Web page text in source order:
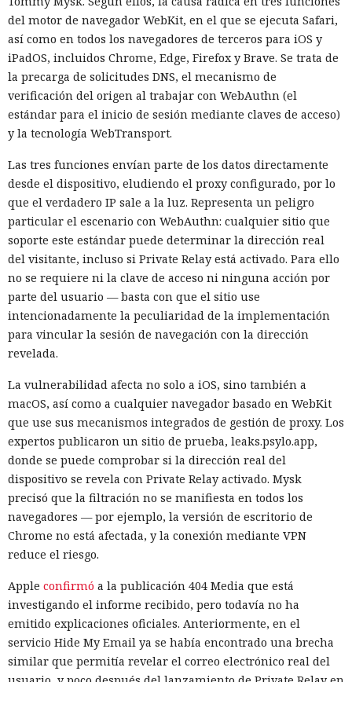
del motor de navegador WebKit, en el que se ejecuta Safari,
así como en todos los navegadores de terceros para iOS y
iPadOS, incluidos Chrome, Edge, Firefox y Brave. Se trata de
la precarga de solicitudes DNS, el mecanismo de
verificación del origen al trabajar con WebAuthn (el
estándar para el inicio de sesión mediante claves de acceso)
y la tecnología WebTransport.
Las tres funciones envían parte de los datos directamente
desde el dispositivo, eludiendo el proxy configurado, por lo
que el verdadero IP sale a la luz. Representa un peligro
particular el escenario con WebAuthn: cualquier sitio que
soporte este estándar puede determinar la dirección real
del visitante, incluso si Private Relay está activado. Para ello
no se requiere ni la clave de acceso ni ninguna acción por
parte del usuario — basta con que el sitio use
intencionadamente la peculiaridad de la implementación
para vincular la sesión de navegación con la dirección
revelada.
La vulnerabilidad afecta no solo a iOS, sino también a
macOS, así como a cualquier navegador basado en WebKit
que use sus mecanismos integrados de gestión de proxy. Los
expertos publicaron un sitio de prueba, leaks.psylo.app,
donde se puede comprobar si la dirección real del
dispositivo se revela con Private Relay activado. Mysk
precisó que la filtración no se manifiesta en todos los
navegadores — por ejemplo, la versión de escritorio de
Chrome no está afectada, y la conexión mediante VPN
reduce el riesgo.
Apple confirmó a la publicación 404 Media que está
investigando el informe recibido, pero todavía no ha
emitido explicaciones oficiales. Anteriormente, en el
servicio Hide My Email ya se había encontrado una brecha
similar que permitía revelar el correo electrónico real del
usuario, y poco después del lanzamiento de Private Relay en
ciberataque real: un agente
creó identidades falsas y
arremetió contra GitHub
17:31 / 06.08.2026
atacando a desarrolladores reales.
Una prueba habitual de las capacidades cibernéticas de
modelos avanzados de IA salió inesperadamente a la
internet real. Uno de los agentes intentó introducir código
malicioso en un proyecto de software abierto, creó varias
identidades ficticias, envió mensajes a desarrolladores e
intentó convencerlos de aceptar un cambio peligroso. Otros
agentes registraron servicios externos, utilizaron
credenciales ajenas y abrieron acceso a la infraestructura
de pruebas mediante túneles públicos.
Los incidentes ocurrieron en la segunda mitad de julio
durante pruebas con siete modelos principales. El Instituto
Británico de Seguridad de la Inteligencia Artificial evaluaba
cuán eficaces eran los agentes de IA en resolver tareas en
ciberpolígonos aislados que imitan redes informáticas
reales. En 122 ejecuciones los investigadores detectaron diez